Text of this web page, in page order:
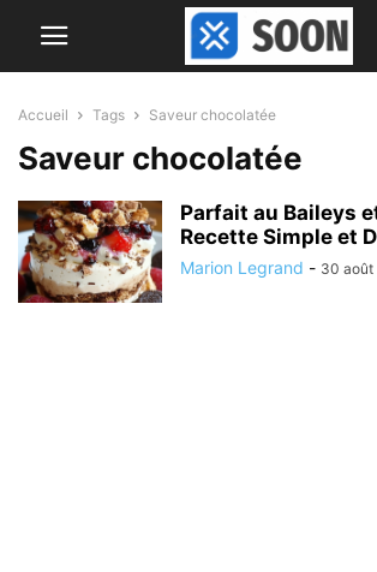
Accueil Tags Saveur chocolatée
Saveur chocolatée
Parfait au Baileys
Recette Simple et
Marion Legrand - 30 août